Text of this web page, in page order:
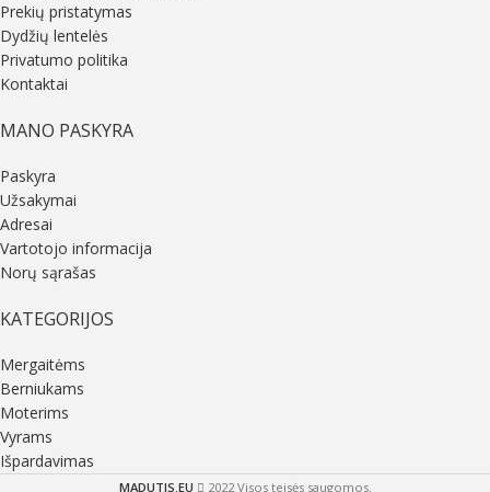
Prekių pristatymas
Dydžių lentelės
Privatumo politika
Kontaktai
MANO PASKYRA
Paskyra
Užsakymai
Adresai
Vartotojo informacija
Norų sąrašas
KATEGORIJOS
Mergaitėms
Berniukams
Moterims
Vyrams
Išpardavimas
MADUTIS.EU 2022 Visos teisės saugomos.